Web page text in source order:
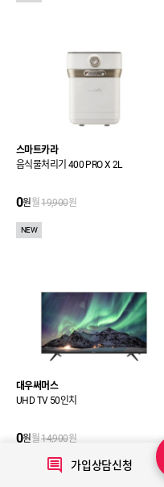
스마트카라
음식물처리기 400 PRO X 2L
0원월19,900원
NEW
대우써머스
UHD TV 50인치
0원월14,900원
가입상담신청